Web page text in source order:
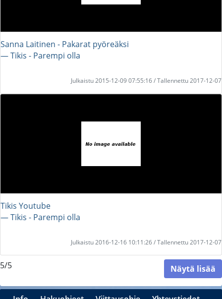
Sanna Laitinen - Pakarat pyöreäksi
― Tikis - Parempi olla
Julkaistu 2015-12-09 07:55:16 / Tallennettu 2017-12-07
Tikis Youtube
― Tikis - Parempi olla
Julkaistu 2016-12-16 10:11:26 / Tallennettu 2017-12-07
5/5 Näytä lisää